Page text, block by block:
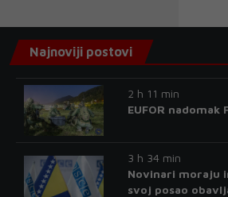
Najnoviji postovi
2 h 11 min
EUFOR
3 h 34 min
Novinari moraju
svoj posao